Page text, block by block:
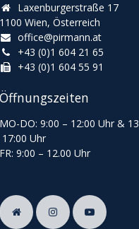
Laxenburgerstraße 17
1100 Wien, Österreich
office@pirmann.at
+43 (0)1 604 21 65
+43 (0)1 604 55 91
Öffnungszeiten
MO-DO: 9:00 – 12:00 Uhr & 13
17:00 Uhr
FR: 9:00 – 12.00 Uhr